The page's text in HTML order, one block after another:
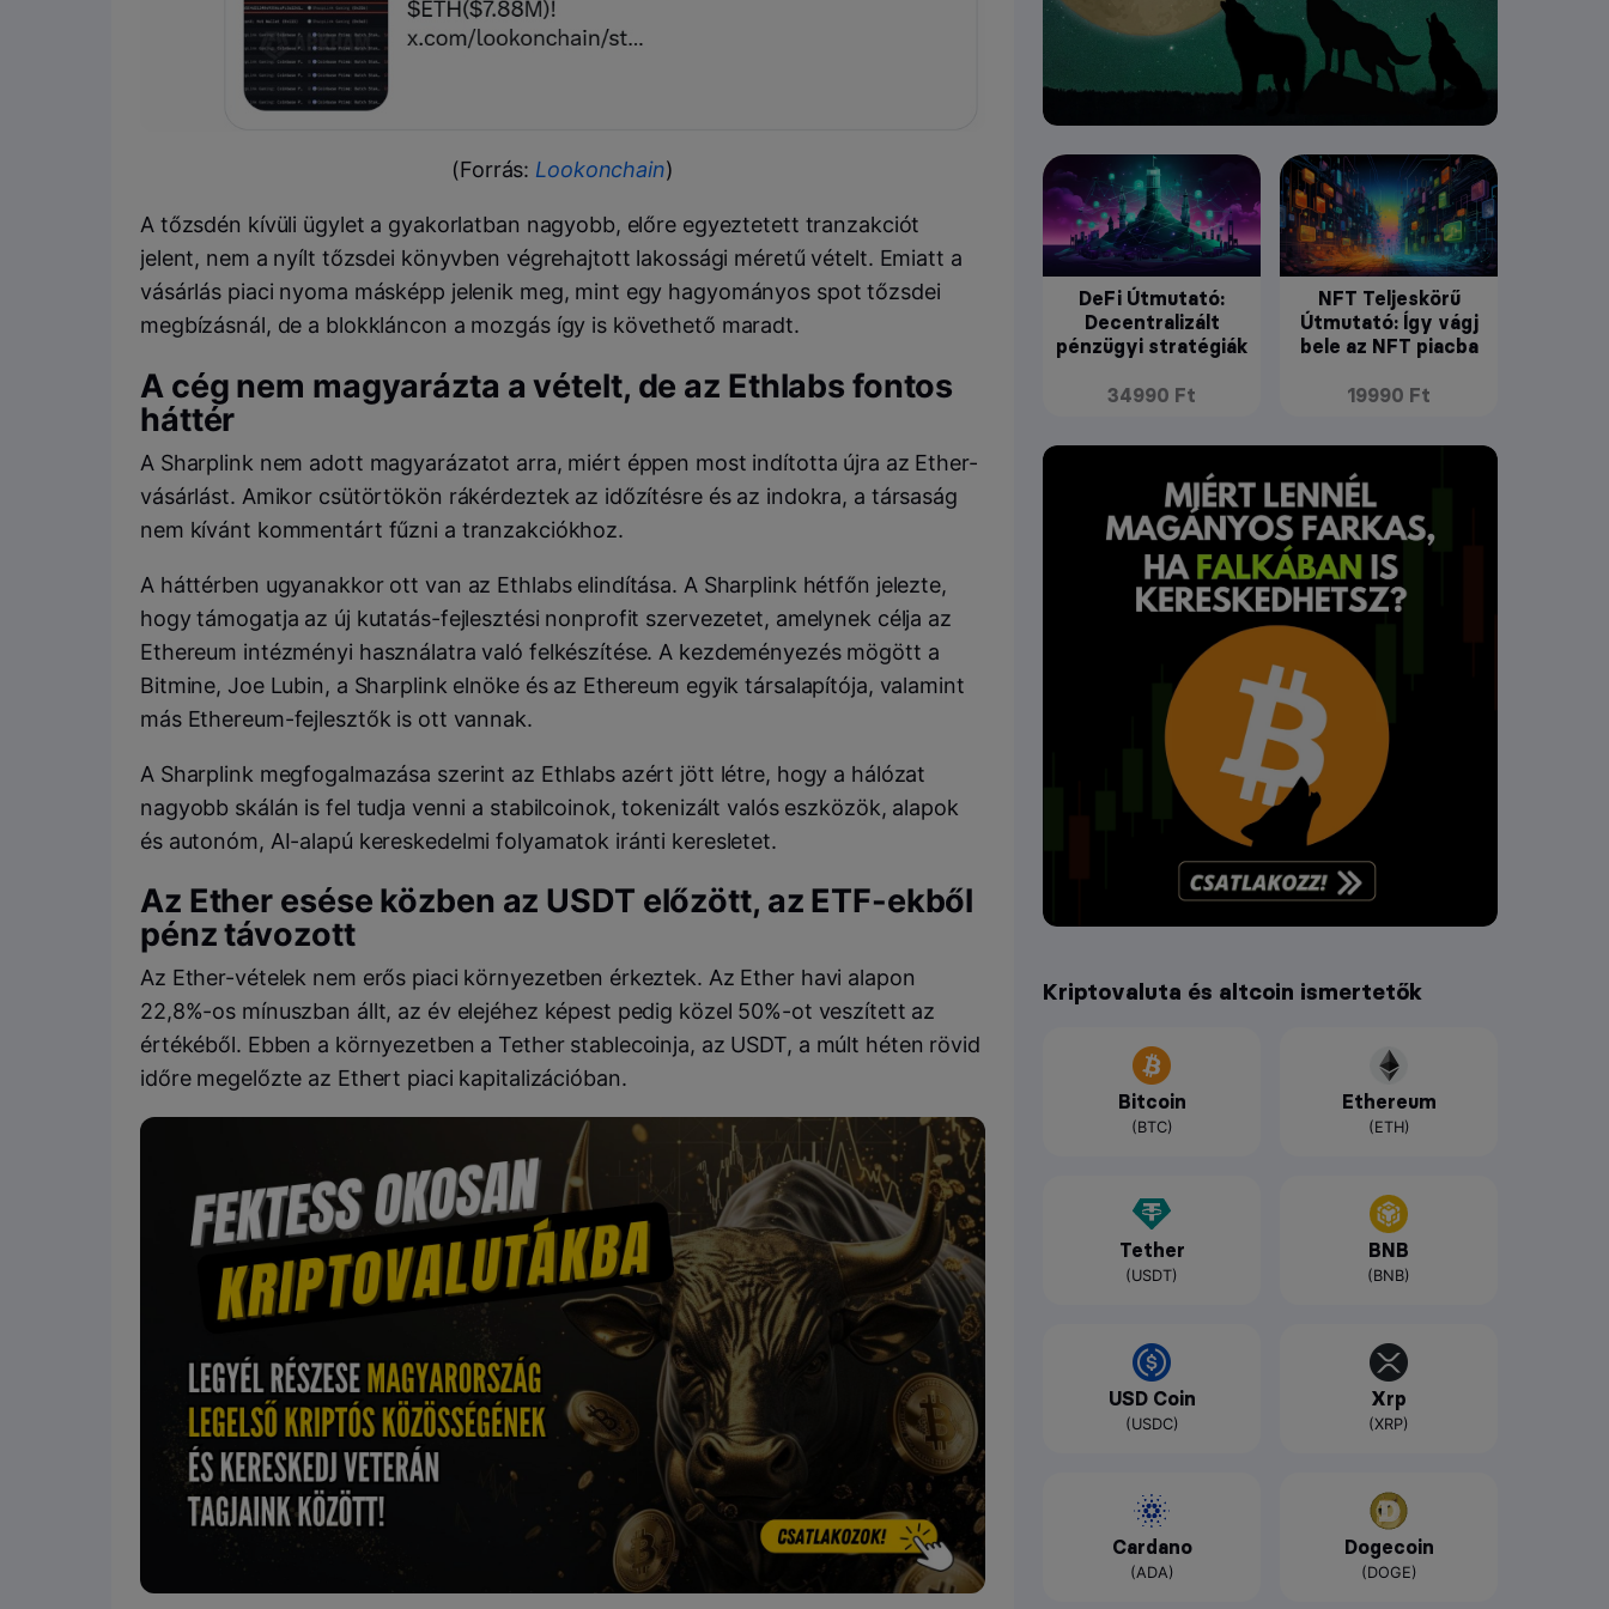
(Forrás: Lookonchain)
A tőzsdén kívüli ügylet a gyakorlatban nagyobb, előre egyeztetett tranzakciót
jelent, nem a nyílt tőzsdei könyvben végrehajtott lakossági méretű vételt. Emiatt a
vásárlás piaci nyoma másképp jelenik meg, mint egy hagyományos spot tőzsdei
megbízásnál, de a blokkláncon a mozgás így is követhető maradt.
A cég nem magyarázta a vételt, de az Ethlabs fontos
háttér
A Sharplink nem adott magyarázatot arra, miért éppen most indította újra az Ether-
vásárlást. Amikor csütörtökön rákérdeztek az időzítésre és az indokra, a társaság
nem kívánt kommentárt fűzni a tranzakciókhoz.
A háttérben ugyanakkor ott van az Ethlabs elindítása. A Sharplink hétfőn jelezte,
hogy támogatja az új kutatás-fejlesztési nonprofit szervezetet, amelynek célja az
Ethereum intézményi használatra való felkészítése. A kezdeményezés mögött a
Bitmine, Joe Lubin, a Sharplink elnöke és az Ethereum egyik társalapítója, valamint
más Ethereum-fejlesztők is ott vannak.
A Sharplink megfogalmazása szerint az Ethlabs azért jött létre, hogy a hálózat
nagyobb skálán is fel tudja venni a stabilcoinok, tokenizált valós eszközök, alapok
és autonóm, AI-alapú kereskedelmi folyamatok iránti keresletet.
Az Ether esése közben az USDT előzött, az ETF-ekből
pénz távozott
Az Ether-vételek nem erős piaci környezetben érkeztek. Az Ether havi alapon
22,8%-os mínuszban állt, az év elejéhez képest pedig közel 50%-ot veszített az
értékéből. Ebben a környezetben a Tether stablecoinja, az USDT, a múlt héten rövid
időre megelőzte az Ethert piaci kapitalizációban.
DeFi Útmutató:
Decentralizált
pénzügyi stratégiák
34990 Ft
NFT Teljeskörű
Útmutató: Így vágj
bele az NFT piacba
19990 Ft
Kriptovaluta és altcoin ismertetők
Bitcoin
(BTC)
Ethereum
(ETH)
Tether
(USDT)
BNB
(BNB)
USD Coin
(USDC)
Xrp
(XRP)
Cardano
(ADA)
Dogecoin
(DOGE)